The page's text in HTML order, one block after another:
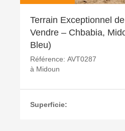
Terrain Exceptionnel
Vendre – Chbabia,
Bleu)
Référence: AVT0287
à Midoun
Superficie: